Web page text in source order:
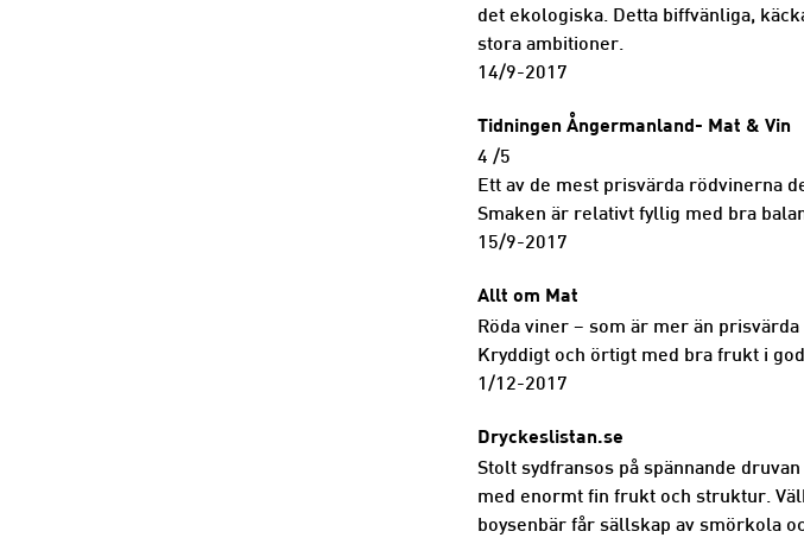
det ekologiska. Detta biffvänliga,
stora ambitioner.
14/9-2017
Tidningen Ångermanland- Mat & Vin
4 /5
Ett av de mest prisvärda rödvinerna
Smaken är relativt fyllig med bra
15/9-2017
Allt om Mat
Röda viner – som är mer än prisvärda
Kryddigt och örtigt med bra frukt i
1/12-2017
Dryckeslistan.se
Stolt sydfransos på spännande
med enormt fin frukt och struktur.
boysenbär får sällskap av smörkola